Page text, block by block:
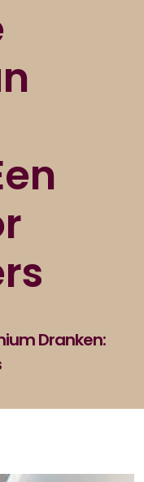
Dranken: